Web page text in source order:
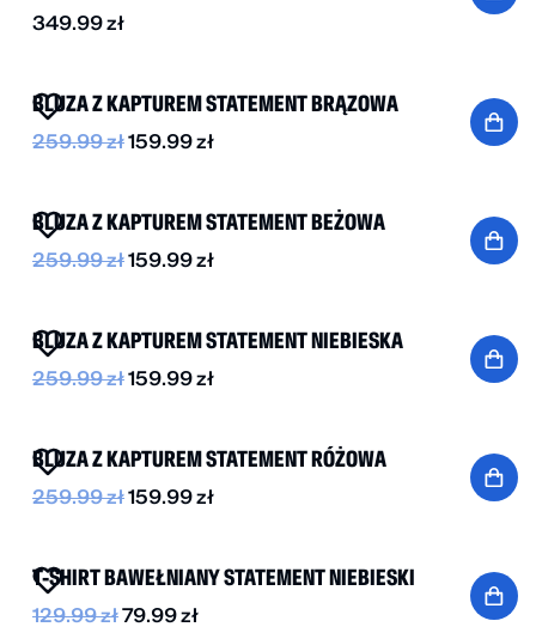
349.99zł
BLUZA Z KAPTUREM STATEMENT BRĄZOWA
259.99zł159.99zł
BLUZA Z KAPTUREM STATEMENT BEŻOWA
259.99zł159.99zł
BLUZA Z KAPTUREM STATEMENT NIEBIESKA
259.99zł159.99zł
BLUZA Z KAPTUREM STATEMENT RÓŻOWA
259.99zł159.99zł
T-SHIRT BAWEŁNIANY STATEMENT NIEBIESKI
129.99zł79.99zł